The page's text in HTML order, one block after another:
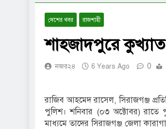
দেশের খবর রাজশাহী
শাহজাদপুরে
নজর২৪ 6 Years Ago 0
রাজিব আহমেদ রাসেল, সিরাজগঞ্জ
পুলিশ। শনিবার (০৩ অক্টোবর)
মাধ্যমে তাদের সিরাজগঞ্জ জেলা